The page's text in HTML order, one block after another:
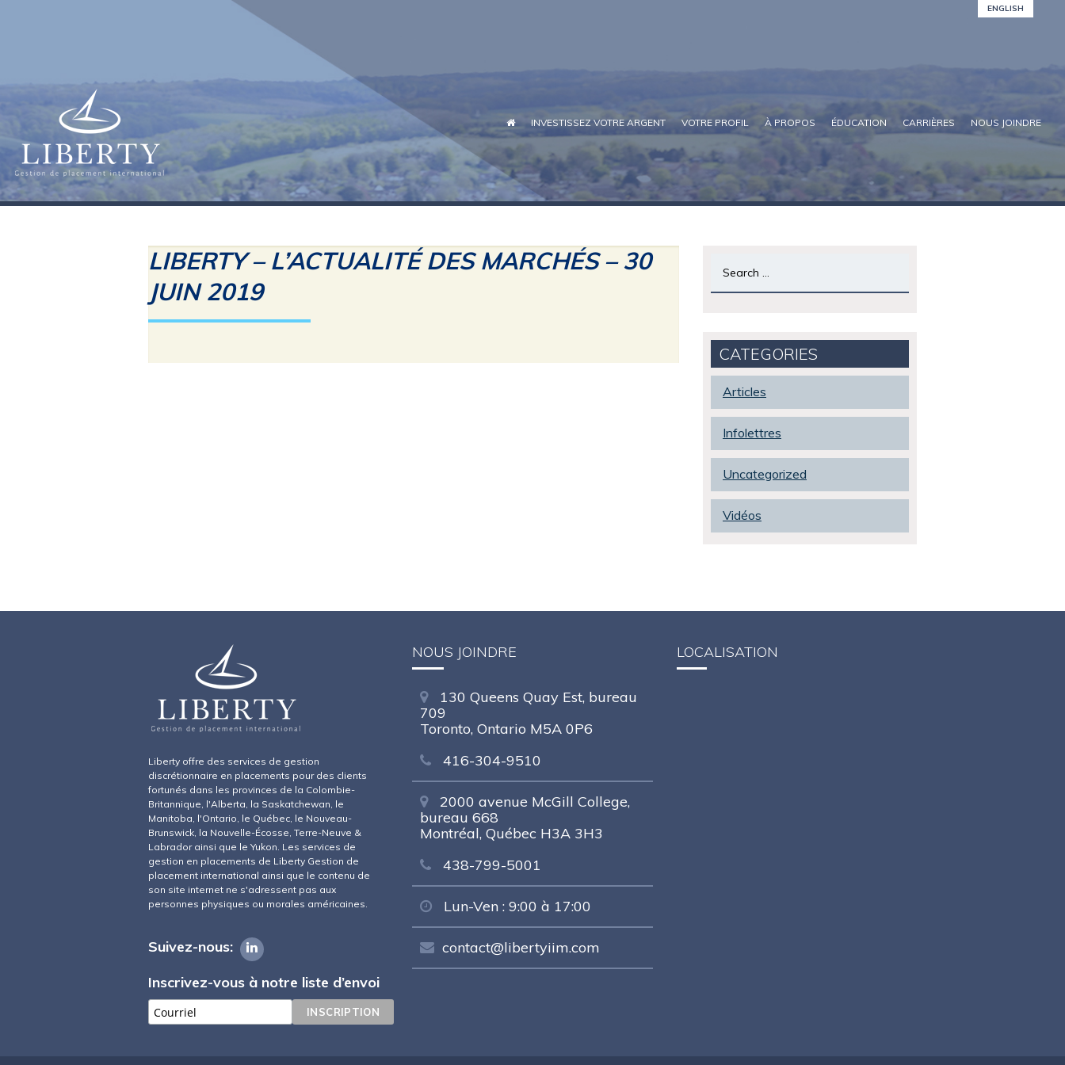
ENGLISH
LIBERTY – L’ACTUALITÉ DES MARCHÉS – 30
JUIN 2019
for:
CATEGORIES
Articles
Infolettres
Uncategorized
Vidéos
Liberty offre des services de gestion
discrétionnaire en placements pour des clients
fortunés dans les provinces de la Colombie-
Britannique, l'Alberta, la Saskatchewan, le
Manitoba, l'Ontario, le Québec, le Nouveau-
Brunswick, la Nouvelle-Écosse, Terre-Neuve &
Labrador ainsi que le Yukon. Les services de
gestion en placements de Liberty Gestion de
placement international ainsi que le contenu de
son site internet ne s'adressent pas aux
personnes physiques ou morales américaines.
Suivez-nous:
Inscrivez-vous à notre liste d’envoi
NOUS JOINDRE
130 Queens Quay Est, bureau
709
Toronto, Ontario M5A 0P6
416-304-9510
2000 avenue McGill College,
bureau 668
Montréal, Québec H3A 3H3
438-799-5001
Lun-Ven : 9:00 à 17:00
contact@libertyiim.com
LOCALISATION
INVESTISSEZ VOTRE ARGENT VOTRE PROFIL À PROPOS ÉDUCATION CARRIÈRES NOUS JOINDRE